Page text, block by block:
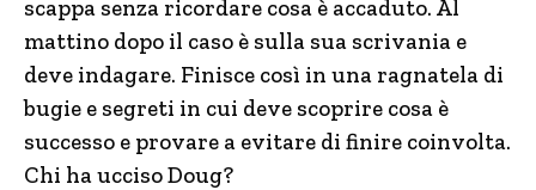
scappa senza ricordare cosa è accaduto. Al
mattino dopo il caso è sulla sua scrivania e
deve indagare. Finisce così in una ragnatela di
bugie e segreti in cui deve scoprire cosa è
successo e provare a evitare di finire coinvolta.
Chi ha ucciso Doug?